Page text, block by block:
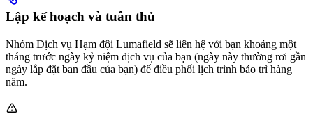
Lập kế hoạch và tuân thủ
Nhóm Dịch vụ Hạm đội Lumafield sẽ liên hệ với bạn khoảng một
tháng trước ngày kỷ niệm dịch vụ của bạn (ngày này thường rơi gần
ngày lắp đặt ban đầu của bạn) để điều phối lịch trình bảo trì hàng
năm.